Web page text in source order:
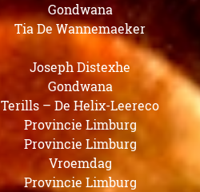
Gondwana
Tia De Wannemaeker
Joseph Distexhe
Gondwana
Terills – De Helix-Leereco
Provincie Limburg
Provincie Limburg
Vroemdag
Provincie Limburg